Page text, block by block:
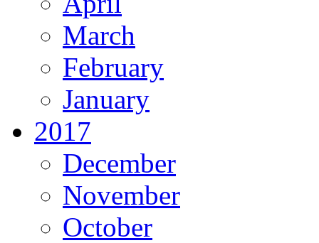
March
February
January
2017
December
November
October